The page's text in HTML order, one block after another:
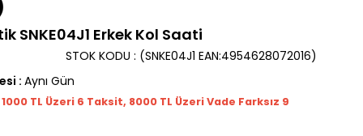
SNKE04J1 Erkek Kol Saati
(SNKE04J1 EAN:4954628072016)
STOK KODU
: Aynı Gün
TL Üzeri 6 Taksit, 8000 TL Üzeri Vade Farksız 9